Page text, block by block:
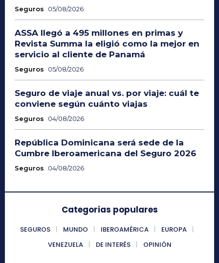
Seguros 05/08/2026
ASSA llegó a 495 millones en primas y
Revista Summa la eligió como la mejor en
servicio al cliente de Panamá
Seguros 05/08/2026
Seguro de viaje anual vs. por viaje: cuál te
conviene según cuánto viajas
Seguros 04/08/2026
República Dominicana será sede de la
Cumbre Iberoamericana del Seguro 2026
Seguros 04/08/2026
Categorias populares
SEGUROS MUNDO IBEROAMÉRICA
EUROPA
VENEZUELA
DE INTERÉS OPINIÓN